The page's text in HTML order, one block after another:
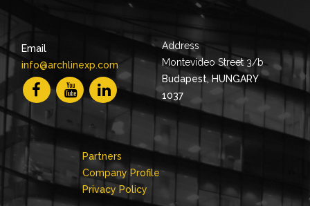
Email
info@archlinexp.com
Address
Montevideo Street 3/b
Budapest, HUNGARY
1037
Partners
Company Profile
Privacy Policy